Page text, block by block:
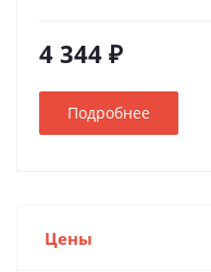
4 344 ₽
Подробнее
Цены